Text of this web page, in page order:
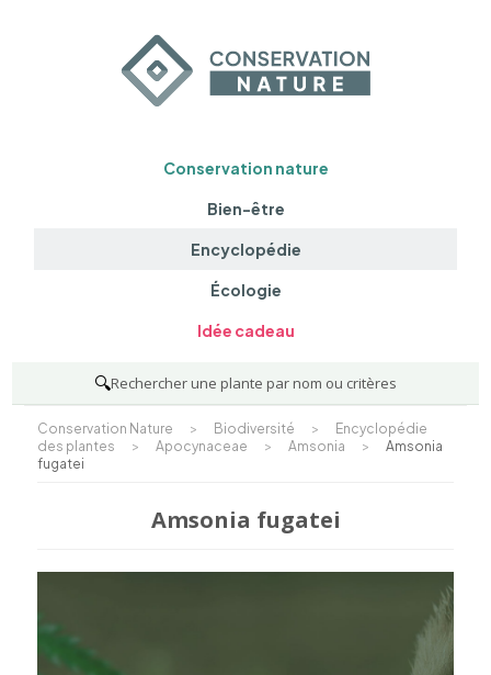
Conservation nature
Bien-être
Encyclopédie
Écologie
Idée cadeau
🔍Rechercher une plante par nom ou critères
Conservation Nature > Biodiversité >
Encyclopédie
des plantes
> Apocynaceae > Amsonia >
Amsonia
fugatei
Amsonia fugatei